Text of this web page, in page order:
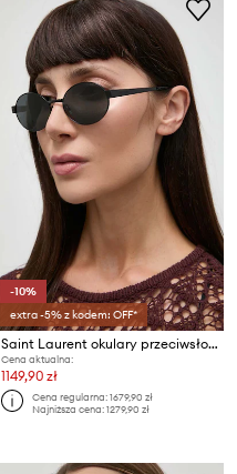
-10%
extra -5% z kodem: OFF*
Saint Laurent okulary przeciwsłoneczne
Cena aktualna:
1149,90 zł
Cena regularna:1679,90 zł
Najniższa cena:1279,90 zł